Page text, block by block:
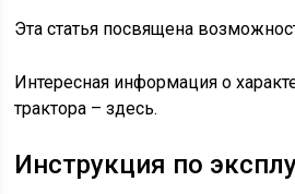
Эта статья посвящена
Интересная информация о
трактора – здесь.
Инструкция по